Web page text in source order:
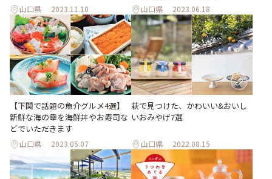
山口県 2023.11.10 山口県 2023.06.18
【下関で話題の魚介グルメ4選】
新鮮な海の幸を海鮮丼やお寿司な
どでいただきます
山口県 2023.05.07
萩で見つけた、かわいい&おいし
いおみやげ7選
山口県 2022.08.15